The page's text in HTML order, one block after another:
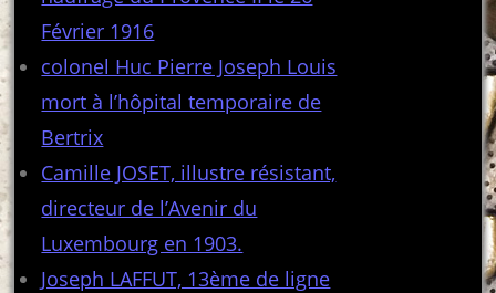
Février 1916
colonel Huc Pierre Joseph Louis
mort à l’hôpital temporaire de
Bertrix
Camille JOSET, illustre résistant,
directeur de l’Avenir du
Luxembourg en 1903.
Joseph LAFFUT, 13ème de ligne